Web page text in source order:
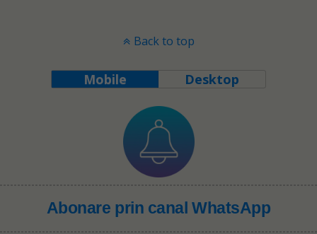
Back to top
Mobile Desktop
Abonare prin canal WhatsApp